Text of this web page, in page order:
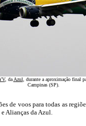
, da Azul , durante a aproximação final
Campinas (SP).
de voos para todas as
Alianças da Azul.